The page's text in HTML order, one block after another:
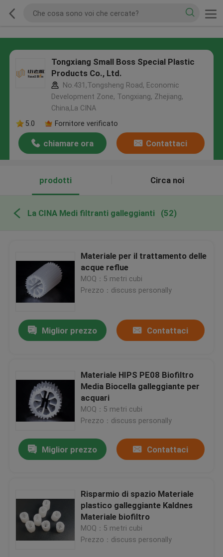
Tongxiang Small Boss Special Plastic
Products Co., Ltd.
No.431,Tongsheng Road, Economic
Development Zone, Tongxiang, Zhejiang,
China,La CINA
5.0
Fornitore verificato
chiamare ora Contattaci
prodotti Circa noi
La CINA Medi filtranti galleggianti (52)
Materiale per il trattamento delle
acque reflue
MOQ：5 metri cubi
Prezzo：discuss personally
Miglior prezzo Contattaci
Materiale HIPS PE08 Biofiltro
Media Biocella galleggiante per
acquari
MOQ：5 metri cubi
Prezzo：discuss personally
Miglior prezzo Contattaci
Risparmio di spazio Materiale
plastico galleggiante Kaldnes
Materiale biofiltro
MOQ：5 metri cubi
Prezzo：discuss personally